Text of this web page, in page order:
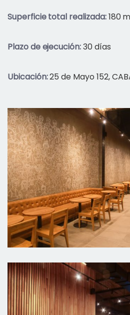
Superficie total realizada:180
Plazo de ejecución:30 días
Ubicación:25 de Mayo 152,